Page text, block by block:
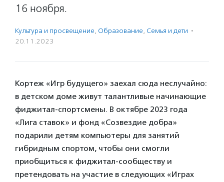
16 ноября.
Культура и просвещение, Образование, Семья и дети ·
20.11.2023
Кортеж «Игр будущего» заехал сюда неслучайно:
в детском доме живут талантливые начинающие
фиджитал-спортсмены. В октябре 2023 года
«Лига ставок» и фонд «Созвездие добра»
подарили детям компьютеры для занятий
гибридным спортом, чтобы они смогли
приобщиться к фиджитал-сообществу и
претендовать на участие в следующих «Играх